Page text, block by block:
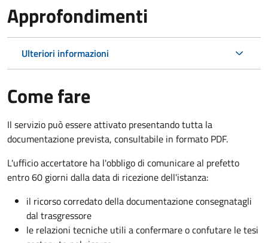
Approfondimenti
Ulteriori informazioni
Come fare
Il servizio può essere attivato presentando tutta la
documentazione prevista, consultabile in formato PDF.
L'ufficio accertatore ha l'obbligo di comunicare al prefetto
entro 60 giorni dalla data di ricezione dell'istanza:
il ricorso corredato della documentazione consegnatagli
dal trasgressore
le relazioni tecniche utili a confermare o confutare le tesi